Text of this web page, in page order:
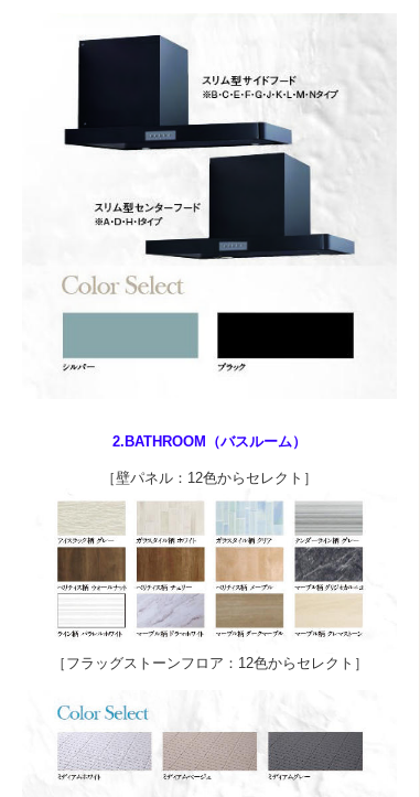
2.BATHROOM（バスルーム）
［壁パネル：12色からセレクト］
［フラッグストーンフロア：12色からセレクト］